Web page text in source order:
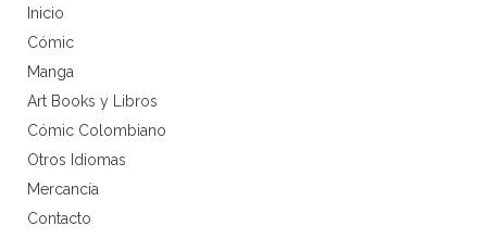
Inicio
Cómic
Manga
Art Books y Libros
Cómic Colombiano
Otros Idiomas
Mercancía
Contacto